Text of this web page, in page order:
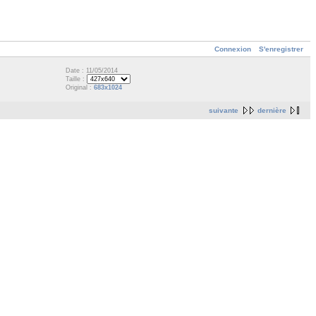
Connexion S'enregistrer
Date : 11/05/2014
Taille :
Original : 683x1024
suivante dernière